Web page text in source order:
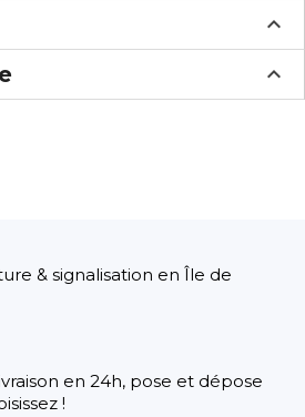
& signalisation en Île de
en 24h, pose et dépose
!